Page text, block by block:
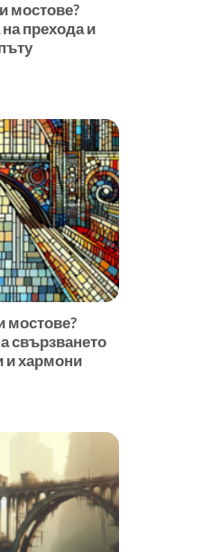
мостове?
прехода и
мостове?
свързването
и хармони